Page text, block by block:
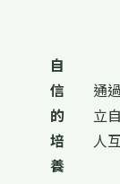
自
信
的
培
養
通
立
人